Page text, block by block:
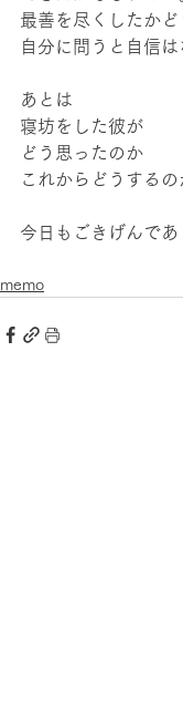
最善を尽くしたかど
自分に問うと自信は
あとは
寝坊をした彼が
どう思ったのか
これからどうするの
今日もごきげんであ
memo